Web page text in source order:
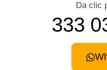
Da clic
333